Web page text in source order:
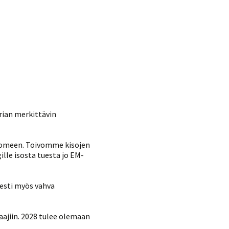
merkittävin
Toivomme kisojen
isosta tuesta jo EM-
myös vahva
2028 tulee olemaan